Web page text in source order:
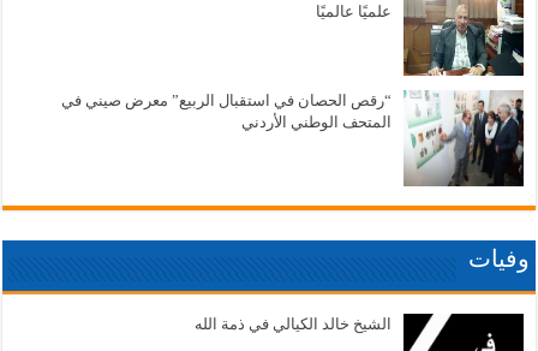
علميًا عالميًا
“رقص الحصان في استقبال الربيع” معرض صيني في
المتحف الوطني الأردني
وفيات
الشيخ خالد الكيالي في ذمة الله